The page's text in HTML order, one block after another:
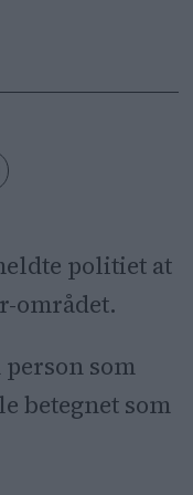
politiet at
området.
som
betegnet som